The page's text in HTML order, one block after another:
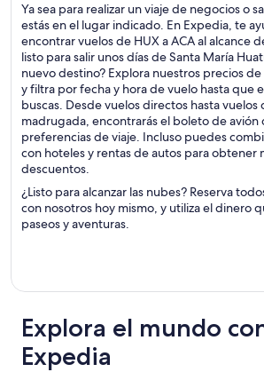
Ya sea para realizar un viaje de negocios o
estás en el lugar indicado. En Expedia, te
encontrar vuelos de HUX a ACA al alcance
listo para salir unos días de Santa María
nuevo destino? Explora nuestros precios
y filtra por fecha y hora de vuelo hasta que
buscas. Desde vuelos directos hasta vuelos
madrugada, encontrarás el boleto de avión
preferencias de viaje. Incluso puedes
con hoteles y rentas de autos para obtener
descuentos.
¿Listo para alcanzar las nubes? Reserva
con nosotros hoy mismo, y utiliza el dinero
paseos y aventuras.
Explora el mundo
Expedia